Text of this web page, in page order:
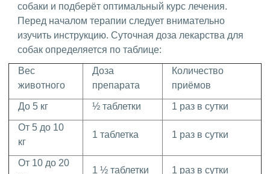
собаки и подберёт оптимальный курс лечения.
Перед началом терапии следует внимательно
изучить инструкцию. Суточная доза лекарства для
собак определяется по таблице:
Вес
животного
Доза
препарата
Количество
приёмов
До 5 кг ½ таблетки 1 раз в сутки
От 5 до 10
кг
1 таблетка 1 раз в сутки
От 10 до 20
1 ½ таблетки 1 раз в сутки